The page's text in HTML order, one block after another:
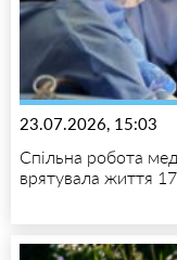
23.07.2026, 15:03
Спільна робота
врятувала життя